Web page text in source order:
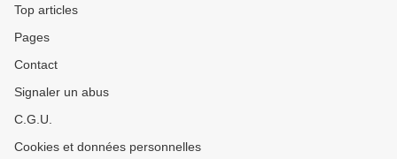
Top articles
Pages
Contact
Signaler un abus
C.G.U.
Cookies et données personnelles